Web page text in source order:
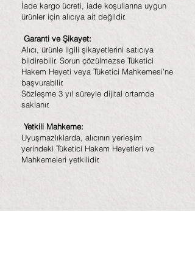
İade kargo ücreti, iade koşullarına uygun
ürünler için alıcıya ait değildir.
Garanti ve Şikayet:
Alıcı, ürünle ilgili şikayetlerini satıcıya
bildirebilir. Sorun çözülmezse Tüketici
Hakem Heyeti veya Tüketici Mahkemesi'ne
başvurabilir.
Sözleşme 3 yıl süreyle dijital ortamda
saklanır.
Yetkili Mahkeme:
Uyuşmazlıklarda, alıcının yerleşim
yerindeki Tüketici Hakem Heyetleri ve
Mahkemeleri yetkilidir.